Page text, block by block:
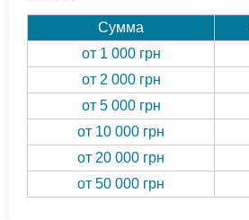
Сумма
от 1 000 грн
от 2 000 грн
от 5 000 грн
от 10 000 грн
от 20 000 грн
от 50 000 грн